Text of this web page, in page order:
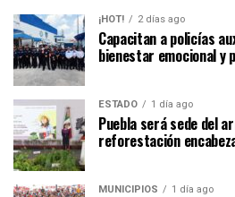
¡HOT! 2 días ago
Capacitan a policías
bienestar emocional y
ESTADO 1 día ago
Puebla será sede del
reforestación
MUNICIPIOS 1 día ago